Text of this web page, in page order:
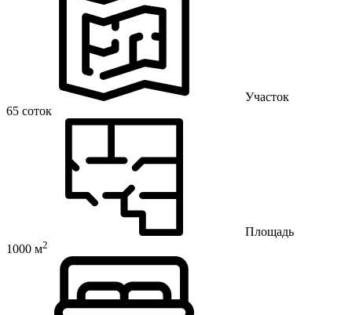
Участок
65 соток
Площадь
1000 м2